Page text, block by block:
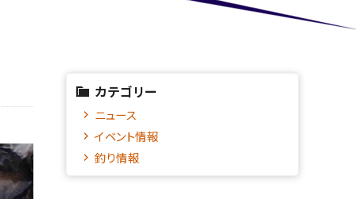
カテゴリー
ニュース
イベント情報
釣り情報